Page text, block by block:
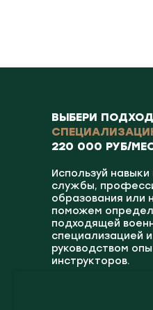
ВЫБЕРИ
220 000 РУБ/
Используй навыки
службы,
образования или
поможем
подходящей
специализацией
руководством
инструкторов.